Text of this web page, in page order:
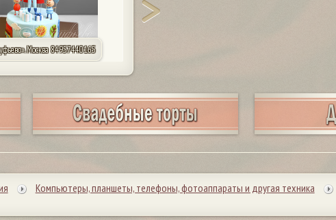
Москва 84957440165
Компьютеры, планшеты, телефоны, фотоаппараты и другая техника